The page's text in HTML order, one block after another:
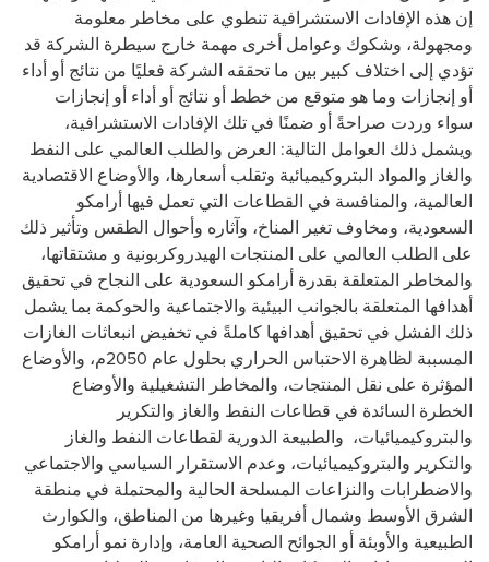
إن هذه الإفادات الاستشرافية تنطوي على مخاطر معلومة
ومجهولة، وشكوك وعوامل أخرى مهمة خارج سيطرة الشركة قد
تؤدي إلى اختلاف كبير بين ما تحققه الشركة فعليًا من نتائج أو أداء
أو إنجازات وما هو متوقع من خطط أو نتائج أو أداء أو إنجازات
سواء وردت صراحةً أو ضمنًا في تلك الإفادات الاستشرافية،
ويشمل ذلك العوامل التالية: العرض والطلب العالمي على النفط
والغاز والمواد البتروكيميائية وتقلب أسعارها، والأوضاع الاقتصادية
العالمية، والمنافسة في القطاعات التي تعمل فيها أرامكو
السعودية، ومخاوف تغير المناخ، وآثاره وأحوال الطقس وتأثير ذلك
على الطلب العالمي على المنتجات الهيدروكربونية و مشتقاتها،
والمخاطر المتعلقة بقدرة أرامكو السعودية على النجاح في تحقيق
أهدافها المتعلقة بالجوانب البيئية والاجتماعية والحوكمة بما يشمل
ذلك الفشل في تحقيق أهدافها كاملةً في تخفيض انبعاثات الغازات
المسببة لظاهرة الاحتباس الحراري بحلول عام 2050م، والأوضاع
المؤثرة على نقل المنتجات، والمخاطر التشغيلية والأوضاع
الخطرة السائدة في قطاعات النفط والغاز والتكرير
والبتروكيميائيات، والطبيعة الدورية لقطاعات النفط والغاز
والتكرير والبتروكيميائيات، وعدم الاستقرار السياسي والاجتماعي
والاضطرابات والنزاعات المسلحة الحالية والمحتملة في منطقة
الشرق الأوسط وشمال أفريقيا وغيرها من المناطق، والكوارث
الطبيعية والأوبئة أو الجوائح الصحية العامة، وإدارة نمو أرامكو